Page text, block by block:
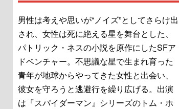
男性は考えや思いが“ノイズ”としてさらけ出
され、女性は死に絶える星を舞台とした、
パトリック・ネスの小説を原作にしたSFア
ドベンチャー。不思議な星で生まれ育った
青年が地球からやってきた女性と出会い、
彼女を守ろうと逃避行を繰り広げる。出演
は『スパイダーマン』シリーズのトム・ホ